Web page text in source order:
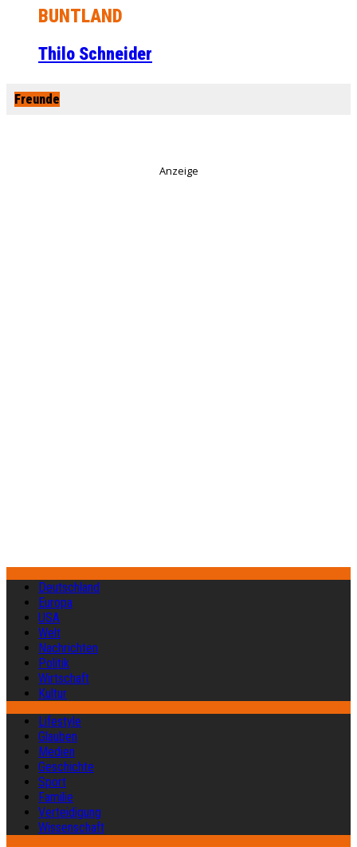
BUNTLAND
Thilo Schneider
Freunde
Anzeige
Deutschland
Europa
USA
Welt
Nachrichten
Politik
Wirtschaft
Kultur
Lifestyle
Glauben
Medien
Geschichte
Sport
Familie
Verteidigung
Wissenschaft